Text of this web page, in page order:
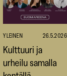
YLEINEN 26.5.2026
Kulttuuri ja
urheilu samalla